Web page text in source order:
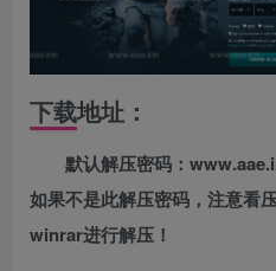
下载地址：
默认解压密码：
如果不是此解压密码，注意看
winrar进行解压！